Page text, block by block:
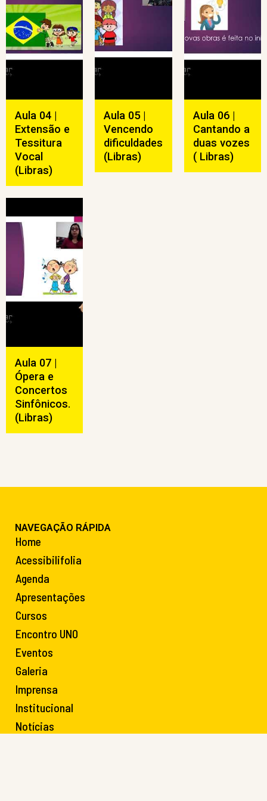
Aula 04 |
Extensão e
Tessitura
Vocal
(Libras)
Aula 05 |
Vencendo
dificuldades
(Libras)
Aula 06 |
Cantando a
duas vozes
( Libras)
Aula 07 |
Ópera e
Concertos
Sinfônicos.
(Libras)
NAVEGAÇÃO RÁPIDA
Home
Acessibilifolia
Agenda
Apresentações
Cursos
Encontro UNO
Eventos
Galeria
Imprensa
Institucional
Notícias